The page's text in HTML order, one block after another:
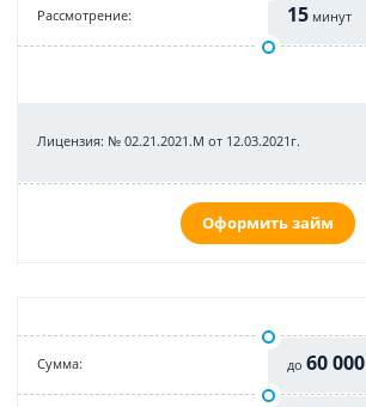
Рассмотрение: 15 минут
Лицензия: № 02.21.2021.M от 12.03.2021г.
Оформить займ
Cумма: до 60 000